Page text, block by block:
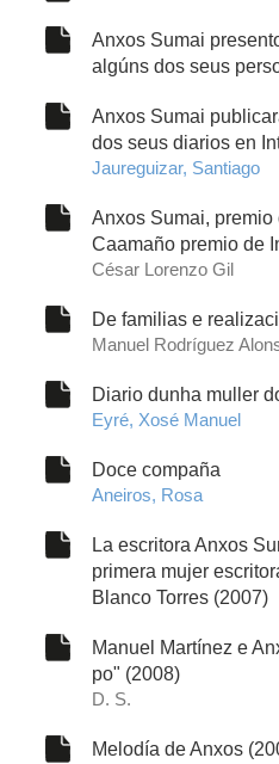
Anxos Sumai
algúns dos seus
Anxos Sumai
dos seus diarios en
Jaureguizar, Santiago
Anxos Sumai,
Caamaño premio de
César Lorenzo Gil
De familias e
Manuel Rodríguez
Diario dunha muller
Eyré, Xosé Manuel
Doce compaña
Aneiros, Rosa
La escritora Anxos
primera mujer
Blanco Torres (2007)
Manuel Martínez e
po" (2008)
D. S.
Melodía de Anxos